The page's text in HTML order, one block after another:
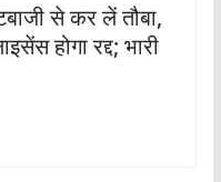
से कर लें तौबा,
होगा रद्द; भारी